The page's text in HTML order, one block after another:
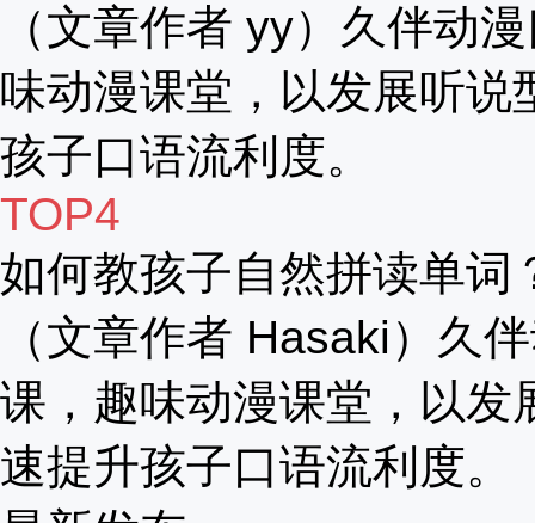
（文章作者 yy）久伴动
味动漫课堂，以发展听说
孩子口语流利度。
TOP4
如何教孩子自然拼读单词
（文章作者 Hasaki）久
课，趣味动漫课堂，以发
速提升孩子口语流利度。